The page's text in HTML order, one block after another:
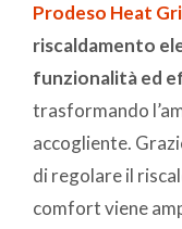
Prodeso Heat
riscaldamento
funzionalità ed
trasformando
accogliente.
di regolare il
comfort viene